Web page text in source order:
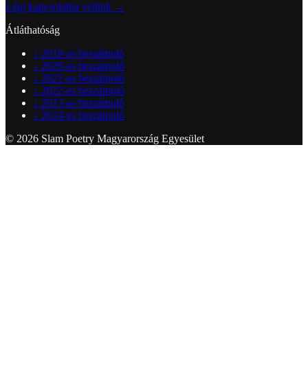
Lépj kapcsolatba velünk →
Átláthatóság
↓ 2018-as beszámoló
↓ 2020-as beszámoló
↓ 2021-es beszámoló
↓ 2022-es beszámoló
↓ 2023-as beszámoló
↓ 2024-es beszámoló
© 2026 Slam Poetry Magyarország Egyesület